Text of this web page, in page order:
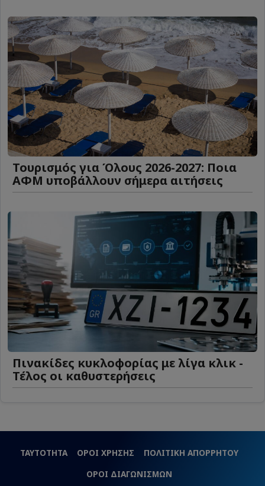
Τουρισμός για Όλους 2026-2027: Ποια
ΑΦΜ υποβάλλουν σήμερα αιτήσεις
Πινακίδες κυκλοφορίας με λίγα κλικ -
Τέλος οι καθυστερήσεις
ΤΑΥΤΟΤΗΤΑ ΟΡΟΙ ΧΡΗΣΗΣ
ΠΟΛΙΤΙΚΗ ΑΠΟΡΡΗΤΟΥ
ΟΡΟΙ ΔΙΑΓΩΝΙΣΜΩΝ